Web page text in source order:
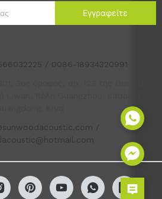
Εγγραφείτε
/ 0086-18934320991
/